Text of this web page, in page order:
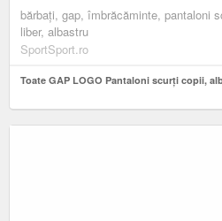
bărbați, gap, îmbrăcăminte, pantaloni
liber, albastru
SportSport.ro
Toate GAP LOGO Pantaloni scurți copii,